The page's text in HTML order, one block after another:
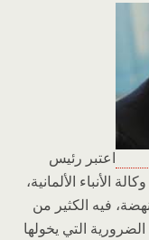
اعتبر رئيس
الأنباء الألمانية،
فيه الكثير من
الضرورية التي يخولها